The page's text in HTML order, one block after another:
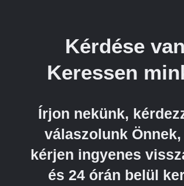
Kérdése
Keressen
Írjon nekünk,
válaszolunk
kérjen ingyenes
és 24 órán belül